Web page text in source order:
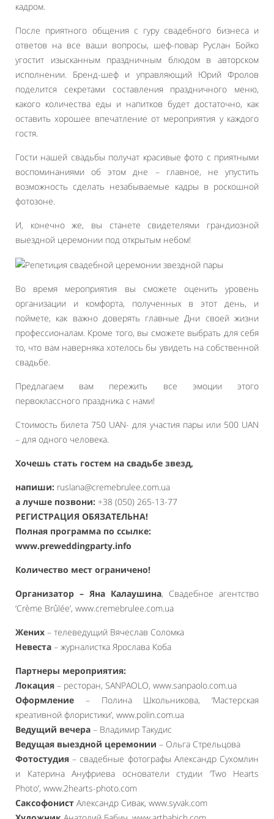
кадром.
После приятного общения с гуру свадебного бизнеса и
ответов на все ваши вопросы, шеф-повар Руслан Бойко
угостит изысканным праздничным блюдом в авторском
исполнении. Бренд-шеф и управляющий Юрий Фролов
поделится секретами составления праздничного меню,
какого количества еды и напитков будет достаточно, как
оставить хорошее впечатление от мероприятия у каждого
гостя.
Гости нашей свадьбы получат красивые фото с приятными
воспоминаниями об этом дне – главное, не упустить
возможность сделать незабываемые кадры в роскошной
фотозоне.
И, конечно же, вы станете свидетелями грандиозной
выездной церемонии под открытым небом!
Во время мероприятия вы сможете оценить уровень
организации и комфорта, полученных в этот день, и
поймете, как важно доверять главные Дни своей жизни
профессионалам. Кроме того, вы сможете выбрать для себя
то, что вам наверняка хотелось бы увидеть на собственной
свадьбе.
Предлагаем вам пережить все эмоции этого
первоклассного праздника с нами!
Стоимость билета 750 UAN- для участия пары или 500 UAN
– для одного человека.
Хочешь стать гостем на свадьбе звезд,
напиши: ruslana@cremebrulee.com.ua
a лучше позвони: +38 (050) 265-13-77
РЕГИСТРАЦИЯ ОБЯЗАТЕЛЬНА!
Полная программа по ссылке:
www.preweddingparty.info
Количество мест ограничено!
Организатор – Яна Калаушина, Свадебное агентство
‘Crème Brûlée’, www.cremebrulee.com.ua
Жених – телеведущий Вячеслав Соломка
Невеста – журналистка Ярослава Коба
Партнеры мероприятия:
Локация – ресторан, SANPAOLO, www.sanpaolo.com.ua
Оформление – Полина Школьникова, ‘Мастерская
креативной флористики’, www.polin.com.ua
Ведущий вечера – Владимир Такудис
Ведущая выездной церемонии – Ольга Стрельцова
Фотостудия – свадебные фотографы Александр Сухомлин
и Катерина Ануфриева основатели студии ‘Two Hearts
Photo’, www.2hearts-photo.com
Саксофонист Александр Сивак, www.syvak.com